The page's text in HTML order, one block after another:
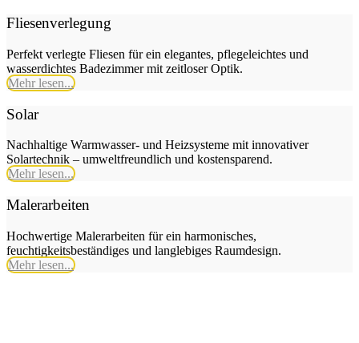
Fliesenverlegung
Perfekt verlegte Fliesen für ein elegantes, pflegeleichtes und
wasserdichtes Badezimmer mit zeitloser Optik.
Mehr lesen...
Solar
Nachhaltige Warmwasser- und Heizsysteme mit innovativer
Solartechnik – umweltfreundlich und kostensparend.
Mehr lesen...
Malerarbeiten
Hochwertige Malerarbeiten für ein harmonisches,
feuchtigkeitsbeständiges und langlebiges Raumdesign.
Mehr lesen...